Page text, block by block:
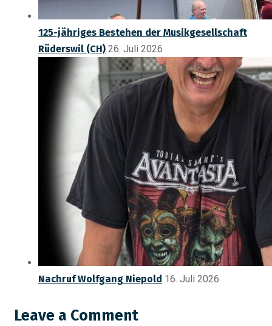
125-jähriges Bestehen der Musikgesellschaft
Rüderswil (CH) 26. Juli 2026
Nachruf Wolfgang Niepold 16. Juli 2026
Leave a Comment